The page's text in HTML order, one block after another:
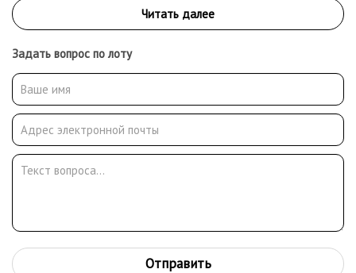
которые получил ежеголную премию МОСХа. Выставлять свои
живописные произведения начал только в конце 1980-х годов,
хотя активно участвовал в выставках в качестве графика с
начала 1960-х. Вячеслав Иванович скончался в 2014 году в
Москве.
Задать вопрос по лоту
Отправить